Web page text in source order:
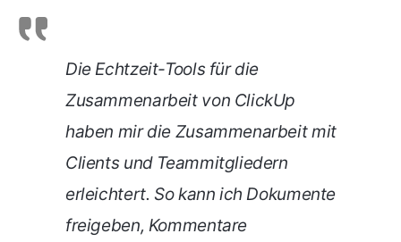
Die Echtzeit-Tools für die
Zusammenarbeit von ClickUp
haben mir die Zusammenarbeit mit
Clients und Teammitgliedern
erleichtert. So kann ich Dokumente
freigeben, Kommentare